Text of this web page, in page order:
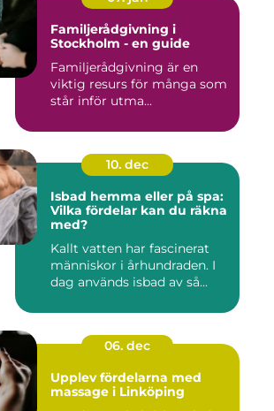
Familjerådgivning i
Stockholm - en guide
Familjerådgivning är en
viktig resurs för många som
står inför utma...
10. dec
Isbad hemma eller på spa:
Vilka fördelar kan du räkna
med?
Kallt vatten har fascinerat
människor i århundraden. I
dag används isbad av så...
06. dec
Upplev fördelarna med
massage i Linköping